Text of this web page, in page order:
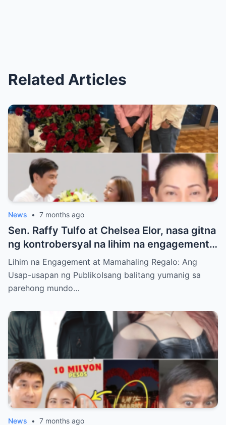
Related Articles
News • 7 months ago
Sen. Raffy Tulfo at Chelsea Elor, nasa gitna
ng kontrobersyal na lihim na engagement
at mamahaling regalo—galit si
Congresswoman Joselyn Tulfo, pinuno ng
usap-usapan sa showbiz at pulitika
Lihim na Engagement at Mamahaling Regalo: Ang
Usap-usapan ng PublikoIsang balitang yumanig sa
parehong mundo…
News • 7 months ago